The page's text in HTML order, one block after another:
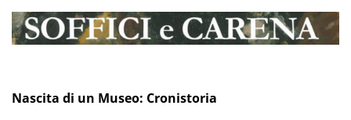
Nascita di un Museo: Cronistoria